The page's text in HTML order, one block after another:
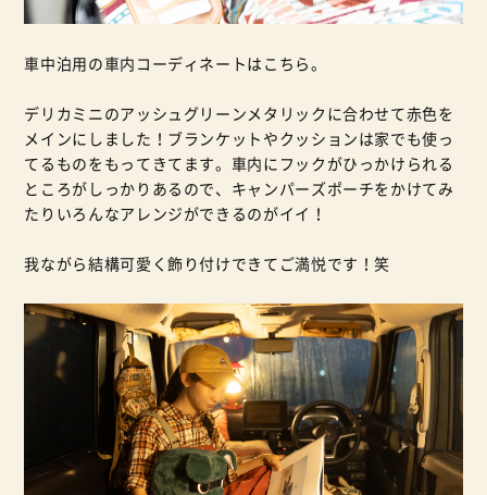
車中泊用の車内コーディネートはこちら。
デリカミニのアッシュグリーンメタリックに合わせて赤色を
メインにしました！ブランケットやクッションは家でも使っ
てるものをもってきてます。車内にフックがひっかけられる
ところがしっかりあるので、キャンパーズポーチをかけてみ
たりいろんなアレンジができるのがイイ！
我ながら結構可愛く飾り付けできてご満悦です！笑